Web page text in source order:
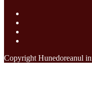
Copyright Hunedoreanul